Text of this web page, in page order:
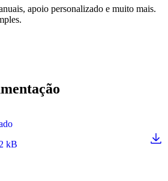
apoio personalizado e muito mais.
kB